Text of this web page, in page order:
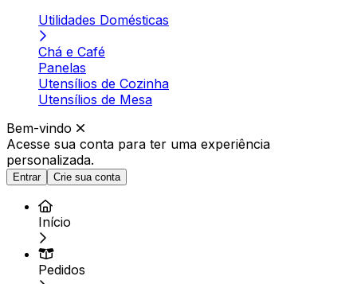
Utilidades Domésticas
Chá e Café
Panelas
Utensílios de Cozinha
Utensílios de Mesa
Bem-vindo
Acesse sua conta para ter uma experiência
personalizada.
Entrar Crie sua conta
Início
Pedidos